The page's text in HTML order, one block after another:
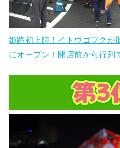
姫路初上陸！イトウゴフクが
にオープン！開店前から行列